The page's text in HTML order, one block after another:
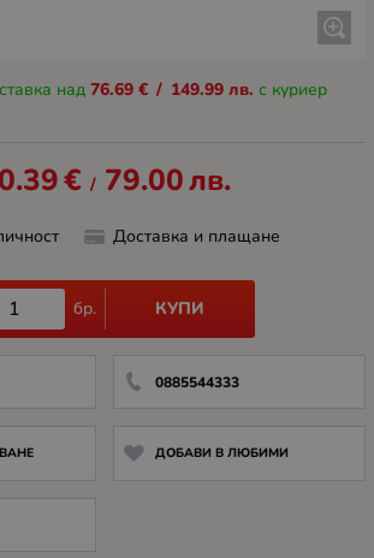
над 76.69 € / 149.99 лв. с куриер
€ / 79.00лв.
Доставка и плащане
бр. КУПИ
0885544333
ДОБАВИ В ЛЮБИМИ